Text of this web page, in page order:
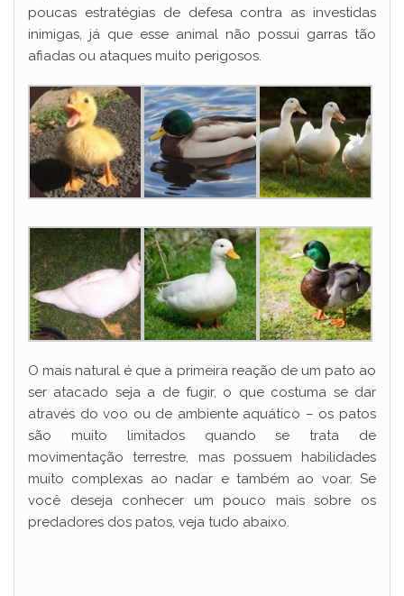
poucas estratégias de defesa contra as investidas
inimigas, já que esse animal não possui garras tão
afiadas ou ataques muito perigosos.
O mais natural é que a primeira reação de um pato ao
ser atacado seja a de fugir, o que costuma se dar
através do voo ou de ambiente aquático – os patos
são muito limitados quando se trata de
movimentação terrestre, mas possuem habilidades
muito complexas ao nadar e também ao voar. Se
você deseja conhecer um pouco mais sobre os
predadores dos patos, veja tudo abaixo.